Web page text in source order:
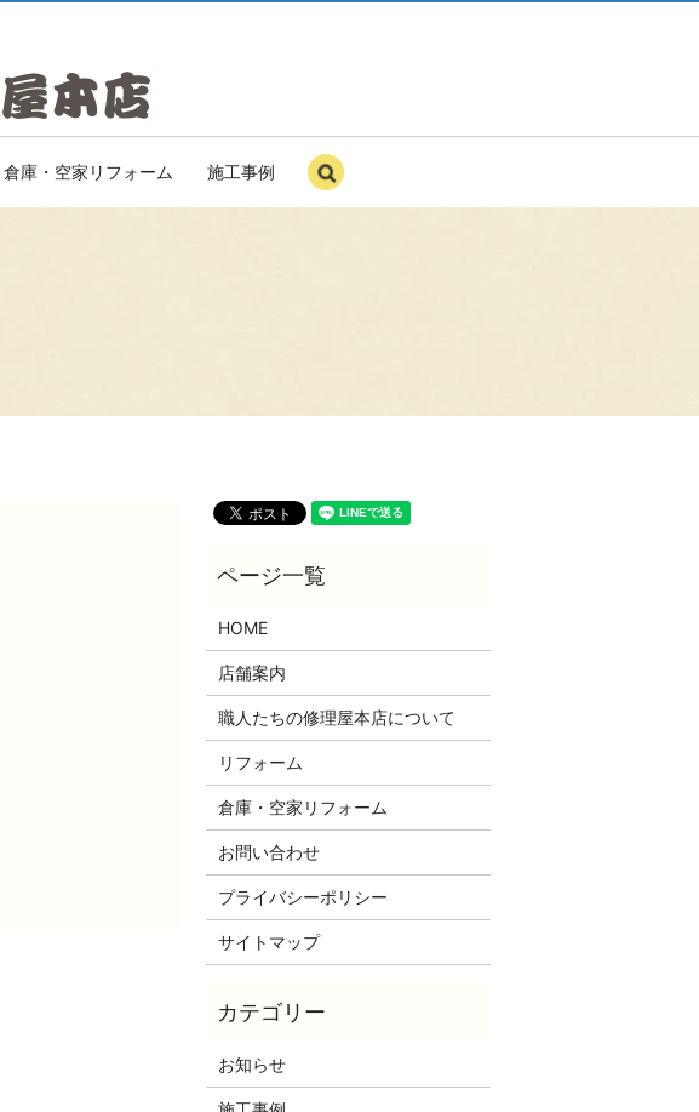
倉庫・空家リフォーム 施工事例
search
HOME
店舗案内
職人たちの修理屋本店について
リフォーム
倉庫・空家リフォーム
お問い合わせ
プライバシーポリシー
サイトマップ
お知らせ